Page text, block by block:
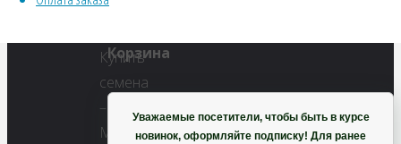
Купить
семена
–
Мордовник
Корзина
Уважаемые посетители, чтобы быть в курсе
новинок, оформляйте подписку! Для ранее